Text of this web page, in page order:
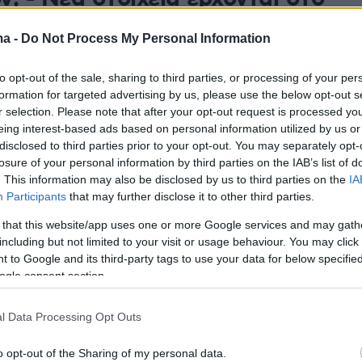
- Do Not Process My Personal Information
opt-out of the sale, sharing to third parties, or processing of your
for targeted advertising by us, please use the below opt-out
selection. Please note that after your opt-out request is processed
interest-based ads based on personal information utilized by us
to third parties prior to your opt-out. You may separately
of your personal information by third parties on the IAB’s list of
This information may also be disclosed by us to third parties on the
Participants that may further disclose it to other third parties.
that this website/app uses one or more Google services and may
but not limited to your visit or usage behaviour. You may
to Google and its third-party tags to use your data for below
consent section.
Data Processing Opt Outs
opt-out of the Sharing of my personal data.
την μυστηριώδη ταφή της
στην επικαιρότητα μετά
του αρχείου της μονής, όπως παρουσιάστηκε στο
βυρωνικό συνέδριο στο Μεσολόγγι
του Λόρδου Βύρωνα
στη Γενεύη για τα 200
από τον θάνατό του
από τον Έλληνα γλύπτη Πραξιτέλη
Γεωργίου Κούκη – Τα αποκαλυπτήρια έγιναν την
3